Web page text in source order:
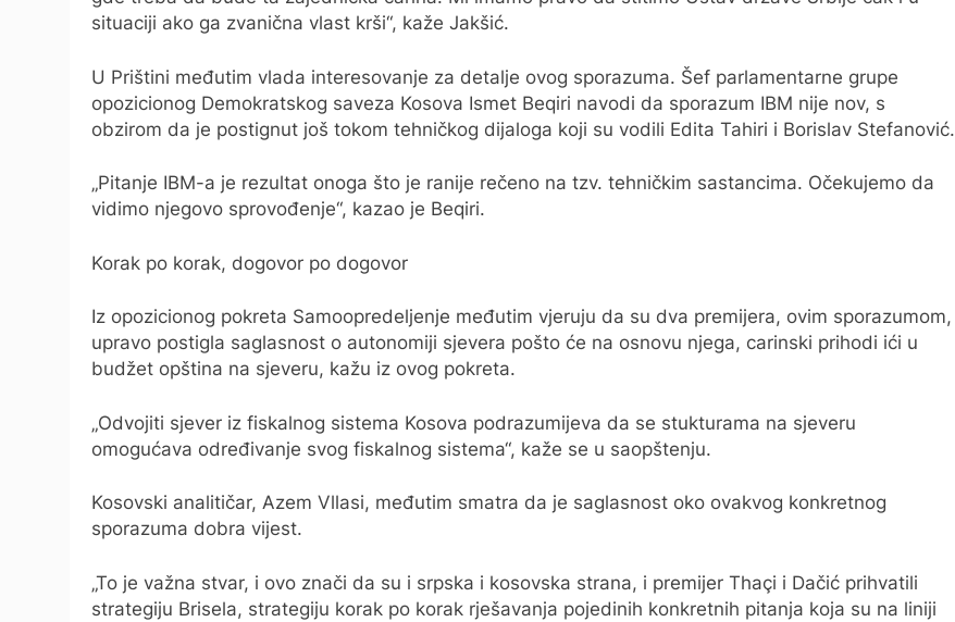
situaciji ako ga zvanična vlast krši“, kaže Jakšić.
U Prištini međutim vlada interesovanje za detalje ovog sporazuma. Šef parlamentarne grupe
opozicionog Demokratskog saveza Kosova Ismet Beqiri navodi da sporazum IBM nije nov, s
obzirom da je postignut još tokom tehničkog dijaloga koji su vodili Edita Tahiri i Borislav Stefanović.
„Pitanje IBM-a je rezultat onoga što je ranije rečeno na tzv. tehničkim sastancima. Očekujemo da
vidimo njegovo sprovođenje“, kazao je Beqiri.
Korak po korak, dogovor po dogovor
Iz opozicionog pokreta Samoopredeljenje međutim vjeruju da su dva premijera, ovim sporazumom,
upravo postigla saglasnost o autonomiji sjevera pošto će na osnovu njega, carinski prihodi ići u
budžet opština na sjeveru, kažu iz ovog pokreta.
„Odvojiti sjever iz fiskalnog sistema Kosova podrazumijeva da se stukturama na sjeveru
omogućava određivanje svog fiskalnog sistema“, kaže se u saopštenju.
Kosovski analitičar, Azem Vllasi, međutim smatra da je saglasnost oko ovakvog konkretnog
sporazuma dobra vijest.
„To je važna stvar, i ovo znači da su i srpska i kosovska strana, i premijer Thaçi i Dačić prihvatili
strategiju Brisela, strategiju korak po korak rješavanja pojedinih konkretnih pitanja koja su na liniji